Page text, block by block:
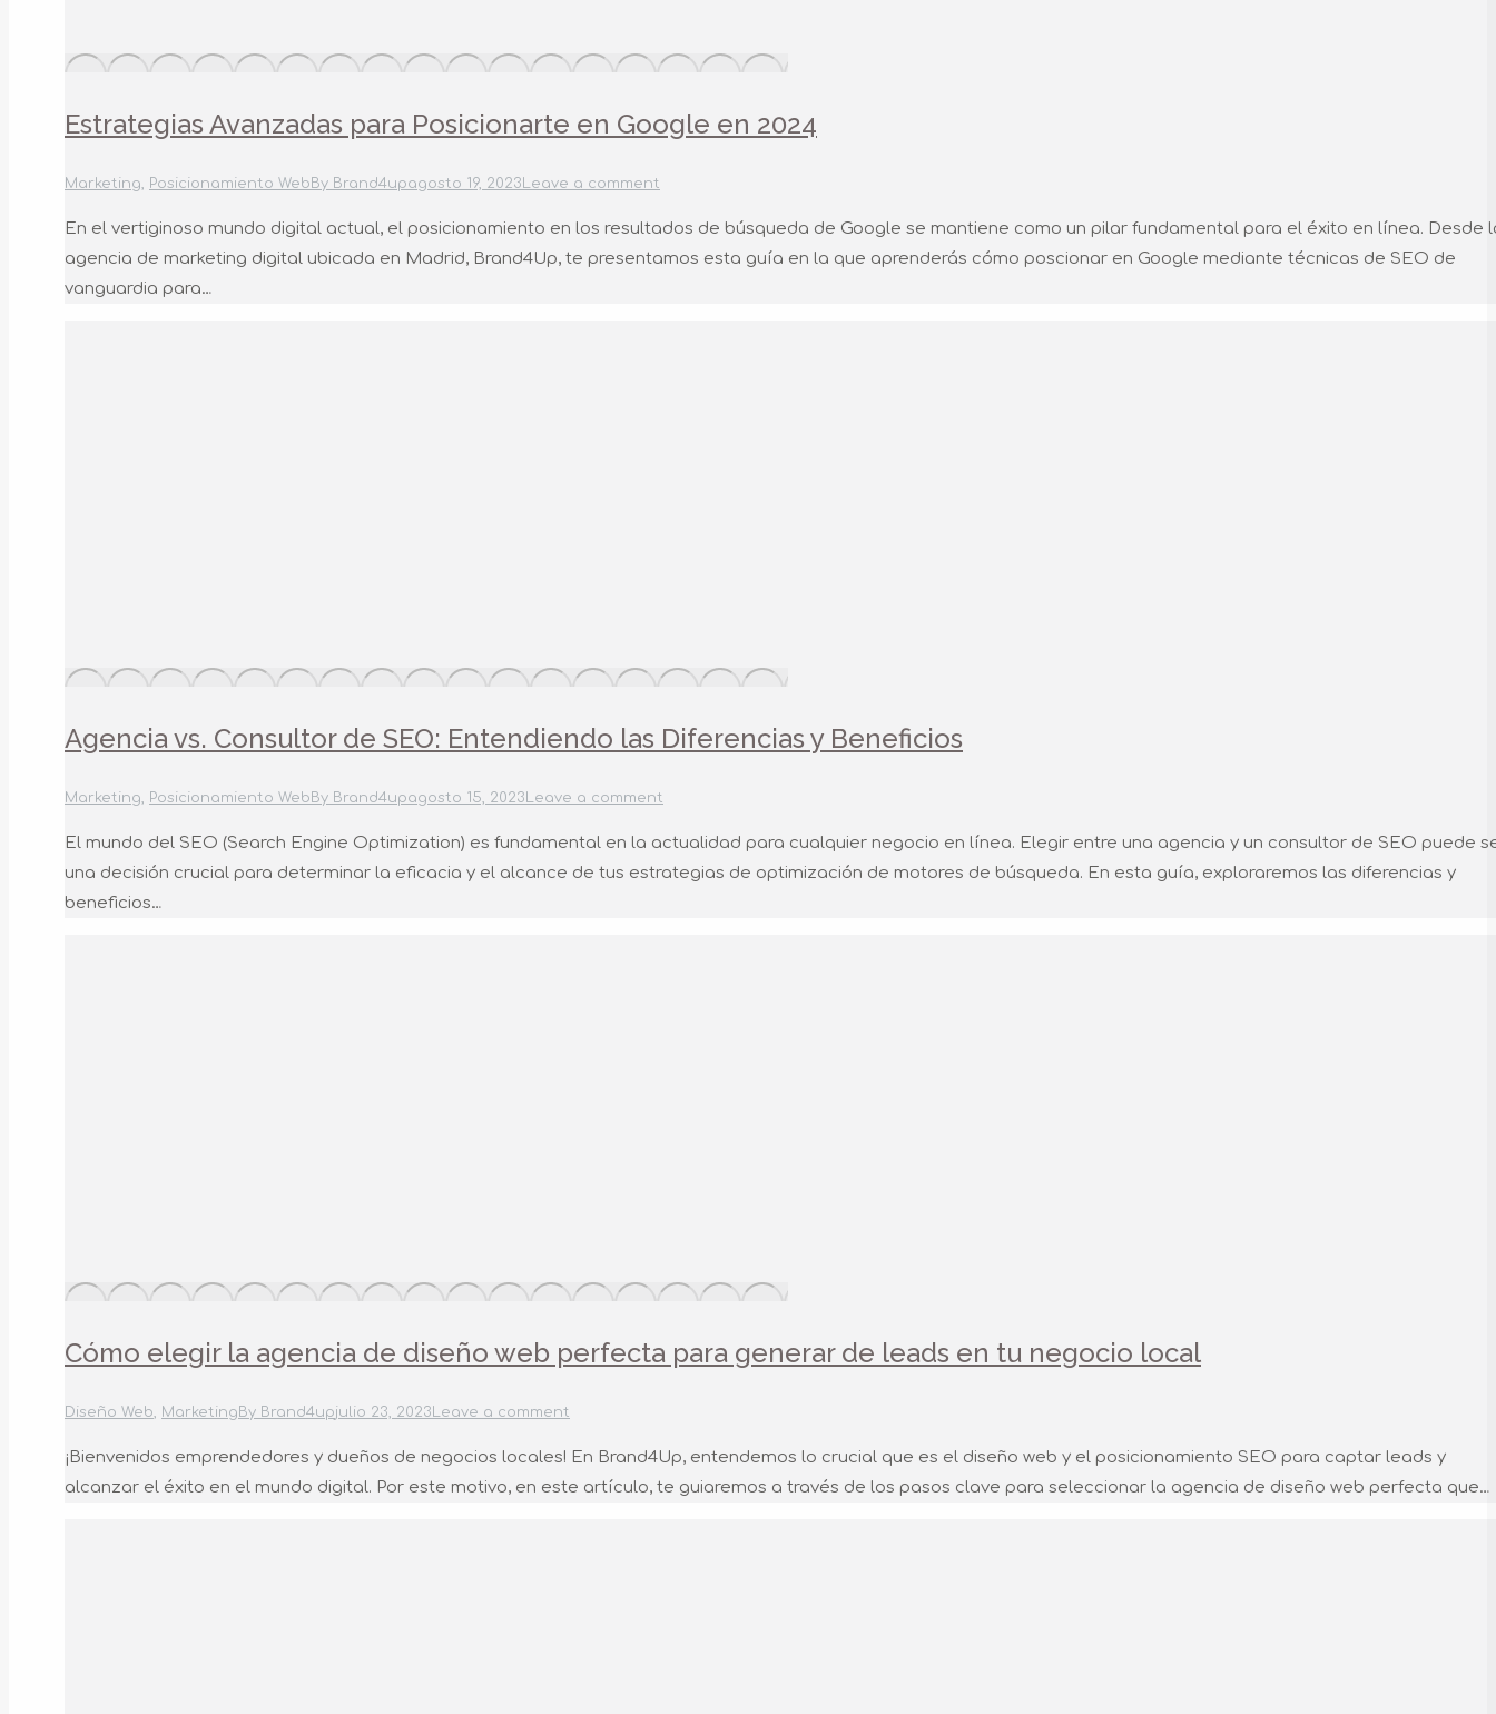
Estrategias Avanzadas para Posicionarte en Google en 2024
Marketing, Posicionamiento Web By Brand4upagosto 19, 2023 Leave a comment
En el vertiginoso mundo digital actual, el posicionamiento en los resultados de búsqueda de Google se mantiene como un pilar fundamental para el éxito en línea. Desde
agencia de marketing digital ubicada en Madrid, Brand4Up, te presentamos esta guía en la que aprenderás cómo poscionar en Google mediante técnicas de SEO de
vanguardia para…
Agencia vs. Consultor de SEO: Entendiendo las Diferencias y Beneficios
Marketing, Posicionamiento Web By Brand4upagosto 15, 2023 Leave a comment
El mundo del SEO (Search Engine Optimization) es fundamental en la actualidad para cualquier negocio en línea. Elegir entre una agencia y un consultor de SEO puede
una decisión crucial para determinar la eficacia y el alcance de tus estrategias de optimización de motores de búsqueda. En esta guía, exploraremos las diferencias y
beneficios…
Cómo elegir la agencia de diseño web perfecta para generar de leads en tu negocio local
Diseño Web, Marketing By Brand4upjulio 23, 2023 Leave a comment
¡Bienvenidos emprendedores y dueños de negocios locales! En Brand4Up, entendemos lo crucial que es el diseño web y el posicionamiento SEO para captar leads y
alcanzar el éxito en el mundo digital. Por este motivo, en este artículo, te guiaremos a través de los pasos clave para seleccionar la agencia de diseño web perfecta que…